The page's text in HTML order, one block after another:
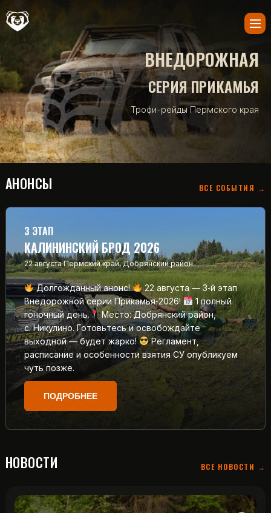
ВНЕДОРОЖНАЯ
СЕРИЯ ПРИКАМЬЯ
Трофи-рейды Пермского края
АНОНСЫ ВСЕ СОБЫТИЯ →
3 ЭТАП
КАЛИНИНСКИЙ БРОД 2026
22 августа Пермский край, Добрянский район
Долгожданный анонс!
22 августа — 3‑й этап
Внедорожной серии Прикамья‑2026!
1 полный
гоночный день.
Место: Добрянский район,
с. Никулино. Готовьтесь и освобождайте
выходной — будет жарко!
Регламент,
расписание и особенности взятия СУ опубликуем
чуть позже.
ПОДРОБНЕЕ
НОВОСТИ ВСЕ НОВОСТИ →